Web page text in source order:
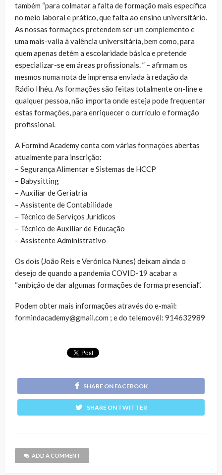
também “para colmatar a falta de formação mais específica
no meio laboral e prático, que falta ao ensino universitário.
As nossas formações pretendem ser um complemento e
uma mais-valia à valência universitária, bem como, para
quem apenas detém a escolaridade básica e pretende
especializar-se em áreas profissionais. ” – afirmam os
mesmos numa nota de imprensa enviada à redação da
Rádio Ilhéu. As formações são feitas totalmente on-line e
qualquer pessoa, não importa onde esteja pode frequentar
estas formações, para enriquecer o currículo e formação
profissional.
A Formind Academy conta com várias formações abertas
atualmente para inscrição:
– Segurança Alimentar e Sistemas de HCCP
– Babysitting
– Auxiliar de Geriatria
– Assistente de Contabilidade
– Técnico de Serviços Jurídicos
– Técnico de Auxiliar de Educação
– Assistente Administrativo
Os dois (João Reis e Verónica Nunes) deixam ainda o
desejo de quando a pandemia COVID-19 acabar a
“ambição de dar algumas formações de forma presencial”.
Podem obter mais informações através do e-mail:
formindacademy@gmail.com ; e do telemovél: 914632989
SHARE ON FACEBOOK
SHARE ON TWITTER
ADD A COMMENT